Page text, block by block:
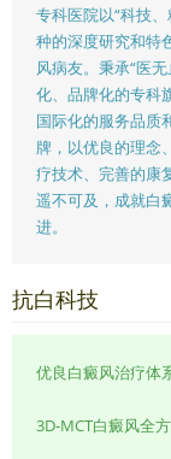
专科医院以“科技
种的深度研究和特
风病友。秉承“医
化、品牌化的专科
国际化的服务品质
牌，以优良的理念
疗技术、完善的康
遥不可及，成就白
进。
抗白科技
优良白癜风治疗体
3D-MCT白癜风全